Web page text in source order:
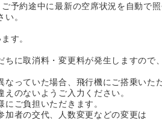
予約途中に最新の空席状況を自動で照
。
す。
に取消料・変更料が発生しますので、
っていた場合、飛行機にご搭乗いた
のないようご入力ください。
ご負担いただきます。
者の交代、人数変更などの変更は